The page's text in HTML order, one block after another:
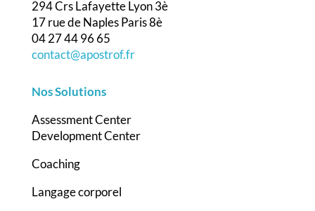
294 Crs Lafayette Lyon 3è
17 rue de Naples Paris 8è
04 27 44 96 65
contact@apostrof.fr
Nos Solutions
Assessment Center
Development Center
Coaching
Langage corporel